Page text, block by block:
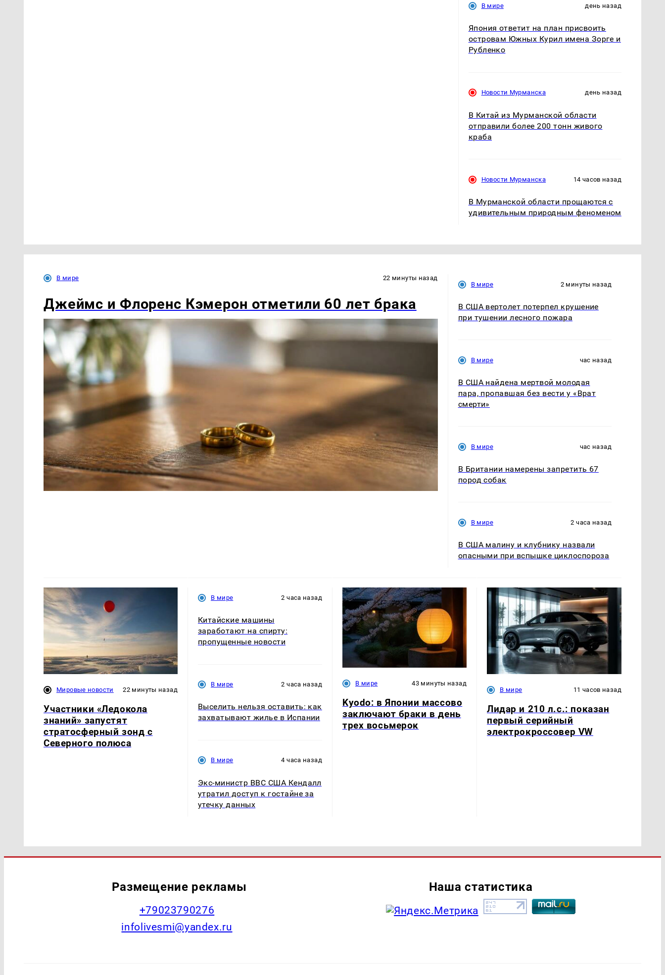
В мире день назад
Япония ответит на план присвоить
островам Южных Курил имена Зорге и
Рубленко
Новости Мурманска день назад
В Китай из Мурманской области
отправили более 200 тонн живого
краба
Новости Мурманска 14 часов назад
В Мурманской области прощаются с
удивительным природным феноменом
В мире 22 минуты назад
Джеймс и Флоренс Кэмерон отметили 60 лет брака
В мире 2 минуты назад
В США вертолет потерпел крушение
при тушении лесного пожара
В мире час назад
В США найдена мертвой молодая
пара, пропавшая без вести у «Врат
смерти»
В мире час назад
В Британии намерены запретить 67
пород собак
В мире 2 часа назад
В США малину и клубнику назвали
опасными при вспышке циклоспороза
Мировые новости 22 минуты назад
Участники «Ледокола
знаний» запустят
стратосферный зонд с
Северного полюса
В мире 2 часа назад
Китайские машины
заработают на спирту:
пропущенные новости
В мире 2 часа назад
Выселить нельзя оставить: как
захватывают жилье в Испании
В мире 4 часа назад
Экс-министр ВВС США Кендалл
утратил доступ к гостайне за
утечку данных
В мире 43 минуты назад
Kyodo: в Японии массово
заключают браки в день
трех восьмерок
В мире 11 часов назад
Лидар и 210 л.с.: показан
первый серийный
электрокроссовер VW
Размещение рекламы
+79023790276
infolivesmi@yandex.ru
Наша статистика